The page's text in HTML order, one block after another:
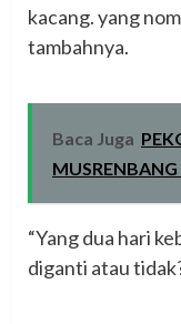
kacang. yang
tambahnya.
Baca Juga
‎“Yang dua hari
diganti atau